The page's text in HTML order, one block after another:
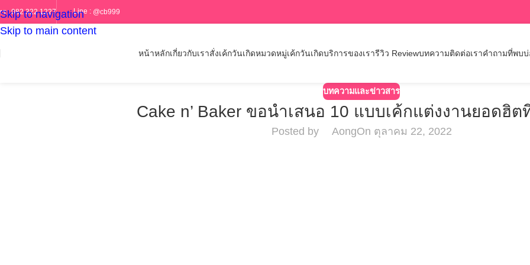
Skip to navigation
Skip to main content
ร : 082 322 1227 Line : @cb999
หน้าหลักเกี่ยวกับเราสั่งเค้กวันเกิดหมวดหมู่เค้กวันเกิดบริการของเรารีวิว Reviewบทความติดต่อเราคำถามที่พบบ่
บทความและข่าวสาร
Cake n’ Baker ขอนำเสนอ 10 แบบเค้กแต่งงานยอดฮิต
Posted by AongOn ตุลาคม 22, 2022